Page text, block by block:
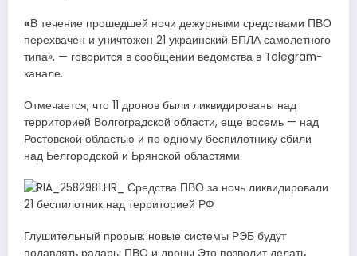
«В течение прошедшей ночи дежурными средствами ПВО
перехвачен и уничтожен 21 украинский БПЛА самолетного
типа», — говорится в сообщении ведомства в Telegram-
канале.
Отмечается, что 11 дронов были ликвидированы над
территорией Волгоградской области, еще восемь — над
Ростовской областью и по одному беспилотнику сбили
над Белгородской и Брянской областями.
Глушительный прорыв: новые системы РЭБ будут